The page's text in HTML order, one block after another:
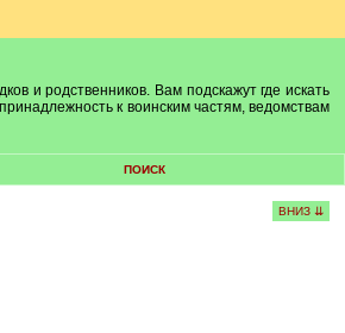
и родственников. Вам подскажут где искать
к воинским частям, ведомствам
ПОИСК
ВНИЗ ⇊